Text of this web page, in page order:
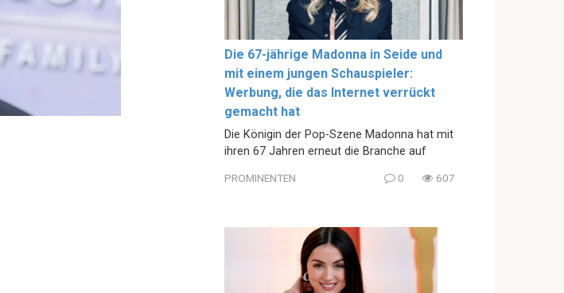
Die 67-jährige Madonna in Seide und
mit einem jungen Schauspieler:
Werbung, die das Internet verrückt
gemacht hat
Die Königin der Pop-Szene Madonna hat mit
ihren 67 Jahren erneut die Branche auf
PROMINENTEN 0 607